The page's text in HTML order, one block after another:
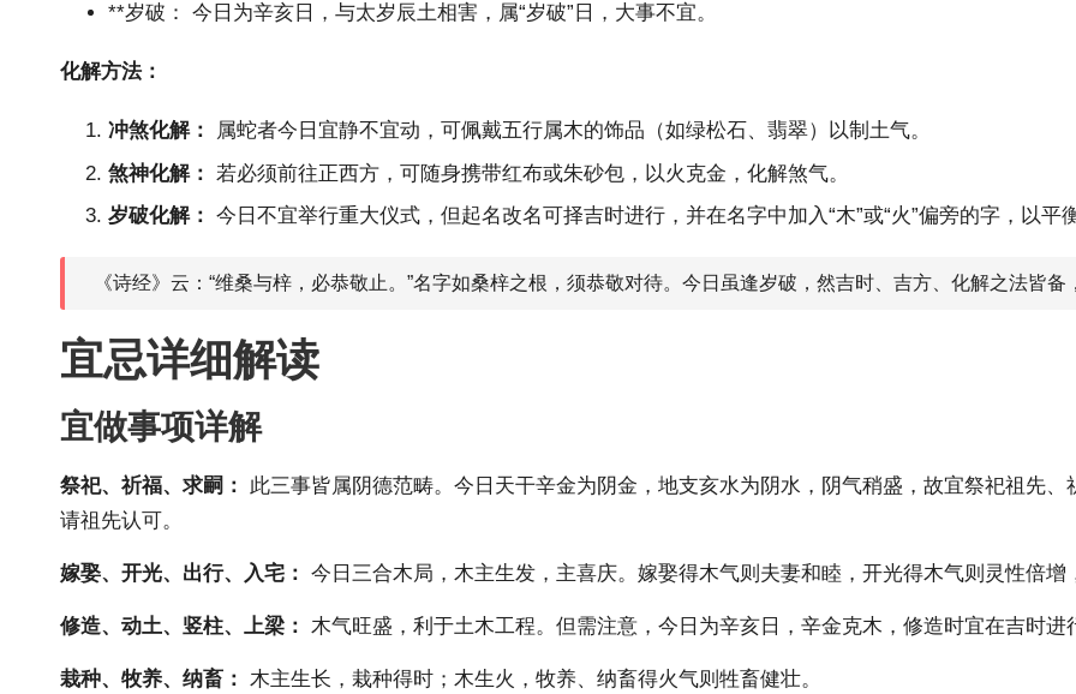
**岁破： 今日为辛亥日，与太岁辰土相害，属“岁破”日，大事不宜。
化解方法：
冲煞化解：
属蛇者今日宜静不宜动，可佩戴五行属木的饰品（如绿松石、翡翠）以制土气。
煞神化解：
若必须前往正西方，可随身携带红布或朱砂包，以火克金，化解煞气。
岁破化解： 今日不宜举行重大仪式，但起名改名可择吉时进行，并在名字中加入“木”或“火”偏旁的字，以平
《诗经》云：“维桑与梓，必恭敬止。”名字如桑梓之根，须恭敬对待。今日虽逢岁破，然吉时、吉方、化解之法皆
宜忌详细解读
宜做事项详解
祭祀、祈福、求嗣：
此三事皆属阴德范畴。今日天干辛金为阴金，地支亥水为阴水，阴气稍盛，故宜祭祀祖先
请祖先认可。
嫁娶、开光、出行、入宅： 今日三合木局，木主生发，主喜庆。嫁娶得木气则夫妻和睦，开光得木气则灵性倍
修造、动土、竖柱、上梁： 木气旺盛，利于土木工程。但需注意，今日为辛亥日，辛金克木，修造时宜在吉时进
栽种、牧养、纳畜： 木主生长，栽种得时；木生火，牧养、纳畜得火气则牲畜健壮。